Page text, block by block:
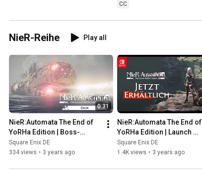
CC
NieR-Reihe Play all
0:31
NieR:Automata The End of
YoRHa Edition | Boss-
Übersicht - Grun
Square Enix DE
334 views • 3 years ago
NieR:Automata The End of
YoRHa Edition | Launch
Trailer
Square Enix DE
1.4K views • 3 years ago